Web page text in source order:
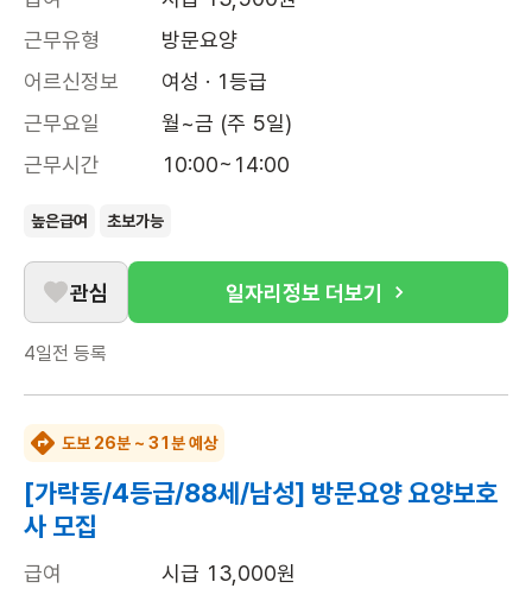
근무유형
방문요양
어르신정보
여성 · 1등급
근무요일
월~금 (주 5일)
근무시간
10:00~14:00
높은급여 초보가능
관심 일자리정보 더보기
4일전 등록
도보 26분 ~ 31분 예상
[가락동/4등급/88세/남성] 방문요양 요양보호
사 모집
급여
시급 13,000원